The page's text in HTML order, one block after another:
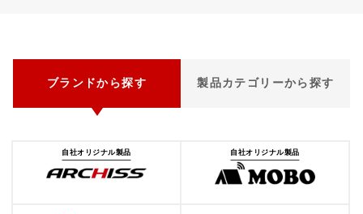
ブランドから探す 製品カテゴリーから探す
自社オリジナル製品 自社オリジナル製品